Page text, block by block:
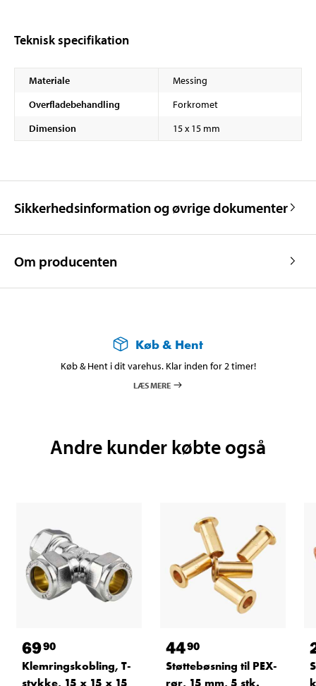
Teknisk specifikation
Materiale
Messing
Overfladebehandling
Forkromet
Dimension
15 x 15 mm
Sikkerhedsinformation og øvrige dokumenter
Om producenten
Køb & Hent
Køb & Hent i dit varehus. Klar inden for 2 timer!
LÆS MERE
Andre kunder købte også
6990
Klemringskobling, T-
stykke, 15 x 15 x 15
4490
Støttebøsning til PEX-
rør, 15 mm, 5 stk.